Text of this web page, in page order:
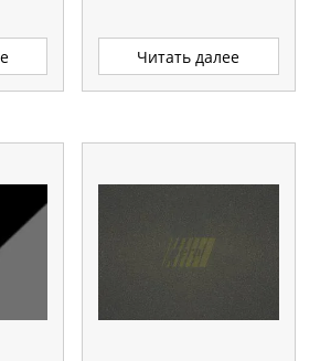
Читать далее